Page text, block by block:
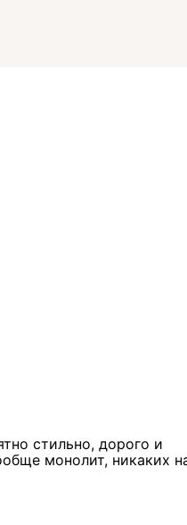
стильно, дорого и
монолит, никаких